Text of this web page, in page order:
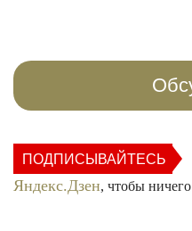
ПОДПИСЫВАЙТЕСЬ
Яндекс.Дзен, чтобы